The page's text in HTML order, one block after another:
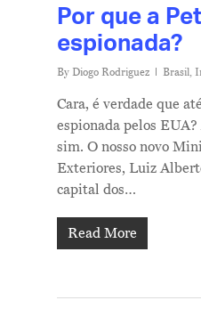
Por que a
espionada?
By Diogo Rodriguez Brasil,
Cara, é verdade que
espionada pelos
sim. O nosso novo
Exteriores, Luiz
capital dos…
Read More